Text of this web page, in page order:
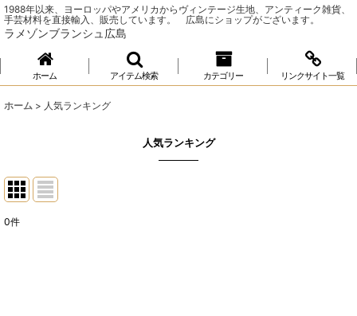
1988年以来、ヨーロッパやアメリカからヴィンテージ生地、アンティーク雑貨、
手芸材料を直接輸入、販売しています。 広島にショップがございます。
ラメゾンブランシュ広島
ホーム アイテム検索 カテゴリー リンクサイト一覧
ホーム > 人気ランキング
人気ランキング
0件